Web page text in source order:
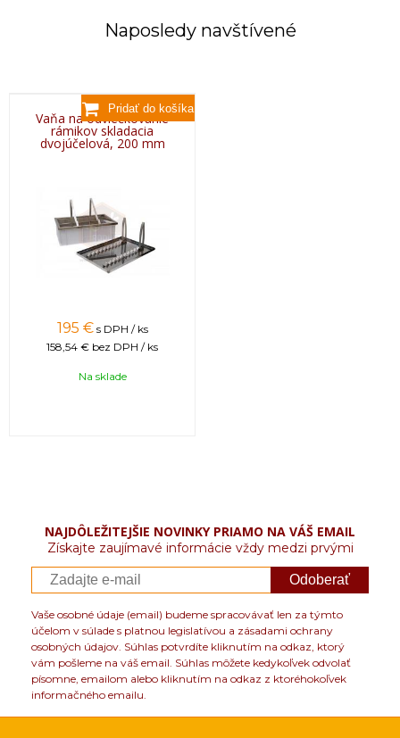
Naposledy navštívené
Vaňa na odviečkovanie
rámikov skladacia
dvojúčelová, 200 mm
195 € s DPH / ks
158,54 € bez DPH / ks
Na sklade
NAJDÔLEŽITEJŠIE NOVINKY PRIAMO NA VÁŠ EMAIL
Získajte zaujímavé informácie vždy medzi prvými
Odoberať
Vaše osobné údaje (email) budeme spracovávať len za týmto
účelom v súlade s platnou legislatívou a zásadami ochrany
osobných údajov. Súhlas potvrdíte kliknutím na odkaz, ktorý
vám pošleme na váš email. Súhlas môžete kedykoľvek odvolať
písomne, emailom alebo kliknutím na odkaz z ktoréhokoľvek
informačného emailu.